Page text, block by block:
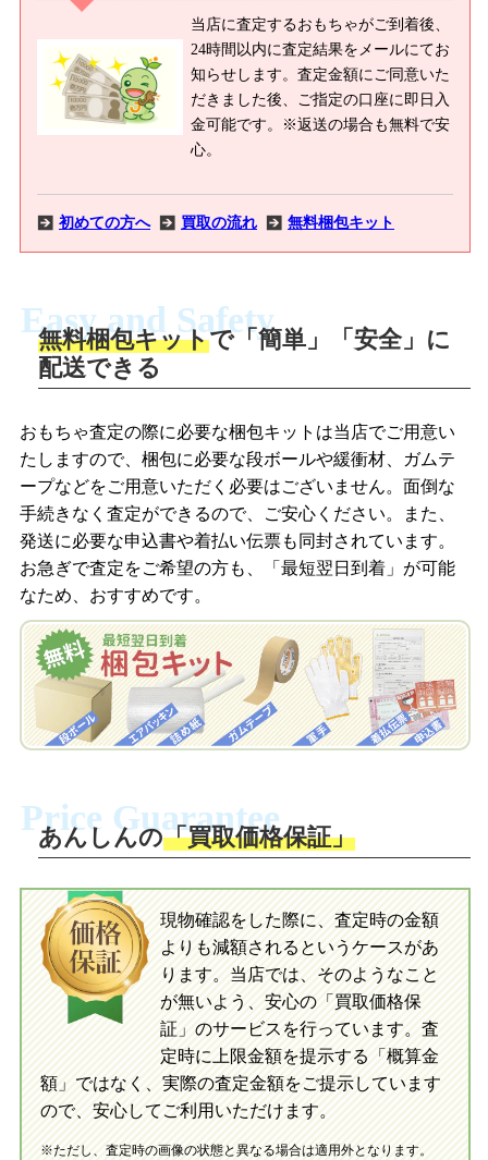
当店に査定するおもちゃがご到着後、
24時間以内に査定結果をメールにてお
知らせします。査定金額にご同意いた
だきました後、ご指定の口座に即日入
金可能です。※返送の場合も無料で安
心。
初めての方へ 買取の流れ 無料梱包キット
商品撮影
商品を撮影して、査定フォームから画像
を送信します。
梱包キットをメールで申し込み
査定結果をメールで確認し、梱包キット
を申し込みます。梱包キットは送料無料
でお届けします。
自宅でおもちゃを発送・梱包
梱包キットに同封する発送ガイドの手順
送。当店へ無料で発送いただけます。
入金完了
当店に査定したおもちゃがご到着後、ご
指定の口座に即日入金可能です。
買取の流れ 写真の撮影方法
LINEの友だち追加・査定画像を送信
「ジョニージョイLINE査定」を友だちに
追加し、スマートフォンなどのカメラで
撮影したおもちゃの写真をトーク中に送
梱包キットをLINEで申し込み
査定結果をLINEで確認し、梱包キットを
申し込みます。梱包キットは送料無料で
お届けします。
自宅でおもちゃを発送・梱包
ださい。お電話にて集荷依頼を行い発
送。当店へ無料で発送いただけます。
当店に査定したおもちゃがご到着後、ご
指定の口座に即日入金可能です。
初めての方へ LINE査定の流れ 写真の撮影方法
Easy and Safety
無料梱包キットで「簡単」「安全」に
配送できる
おもちゃ査定の際に必要な梱包キットは当店でご用意い
たしますので、梱包に必要な段ボールや緩衝材、ガムテ
ープなどをご用意いただく必要はございません。面倒な
手続きなく査定ができるので、ご安心ください。また、
発送に必要な申込書や着払い伝票も同封されています。
お急ぎで査定をご希望の方も、「最短翌日到着」が可能
なため、おすすめです。
Price Guarantee
あんしんの「買取価格保証」
現物確認をした際に、査定時の金額
よりも減額されるというケースがあ
ります。当店では、そのようなこと
が無いよう、安心の「買取価格保
証」のサービスを行っています。査
定時に上限金額を提示する「概算金
額」ではなく、実際の査定金額をご提示しています
ので、安心してご利用いただけます。
※ただし、査定時の画像の状態と異なる場合は適用外となります。